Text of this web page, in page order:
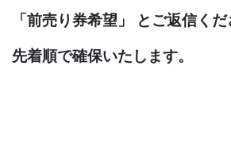
「前売り券希望」 とご返信くだ
先着順で確保いたします。